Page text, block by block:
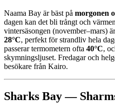
Naama Bay är bäst på morgonen
dagen kan det bli trångt och
vintersäsongen (november–mars)
28°C, perfekt för strandliv hela
passerar termometern ofta 40°C,
skymningsljuset. Fredagar och
besökare från Kairo.
Sharks Bay —